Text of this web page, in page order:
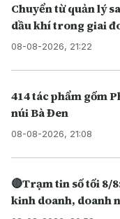
Chuyển từ quản lý
dầu khí trong giai
08-08-2026, 21:22
414 tác phẩm gốm
núi Bà Đen
08-08-2026, 21:08
🔴Trạm tin số tối 8/
kinh doanh, doanh